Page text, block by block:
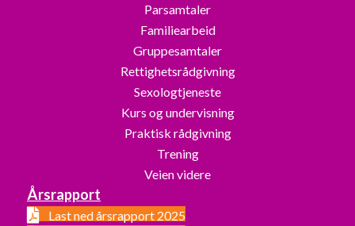
Parsamtaler
Familiearbeid
Gruppesamtaler
Rettighetsrådgivning
Sexologtjeneste
Kurs og undervisning
Praktisk rådgivning
Trening
Veien videre
Årsrapport
Last ned årsrapport 2025